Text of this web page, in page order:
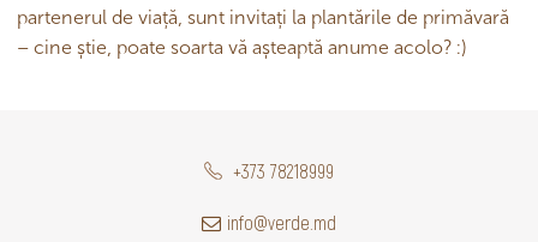
partenerul de viață, sunt invitați la plantările de primăvară
– cine știe, poate soarta vă așteaptă anume acolo? :)
+373 78218999
info@verde.md